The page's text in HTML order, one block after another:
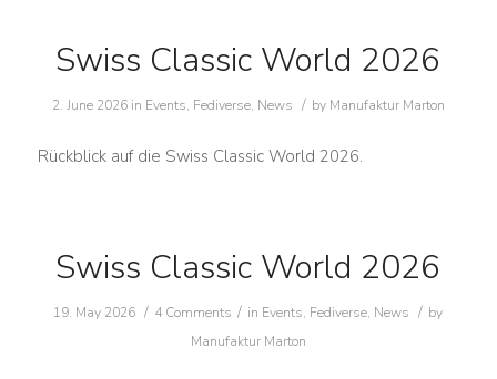
Swiss Classic World 2026
2. June 2026 in Events, Fediverse, News / by Manufaktur Marton
Rückblick auf die Swiss Classic World 2026.
Swiss Classic World 2026
19. May 2026 / 4 Comments / in Events, Fediverse, News / by
Manufaktur Marton